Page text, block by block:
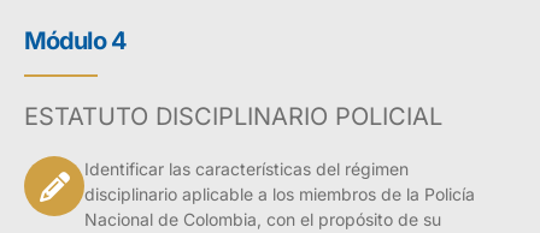
Módulo 4
ESTATUTO DISCIPLINARIO POLICIAL
Identificar las características del régimen
disciplinario aplicable a los miembros de la Policía
Nacional de Colombia, con el propósito de su